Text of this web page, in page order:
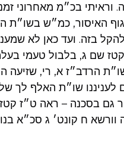
וראיתי בכ״מ מאחרוני
כגוף האיסור, כמ״ש
בזה. ועד כאן לא
שם ג, בלבול טעמי
הרדב״ז א, רי, שזיעה
לעניננו שו״ת האלף לך
גם בסכנה – ראה ט״ז
וורשא ח קונט׳ ג סכ״א